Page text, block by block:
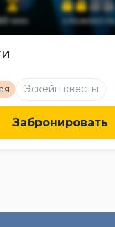
мин сложность
Эскейп квесты
Забронировать